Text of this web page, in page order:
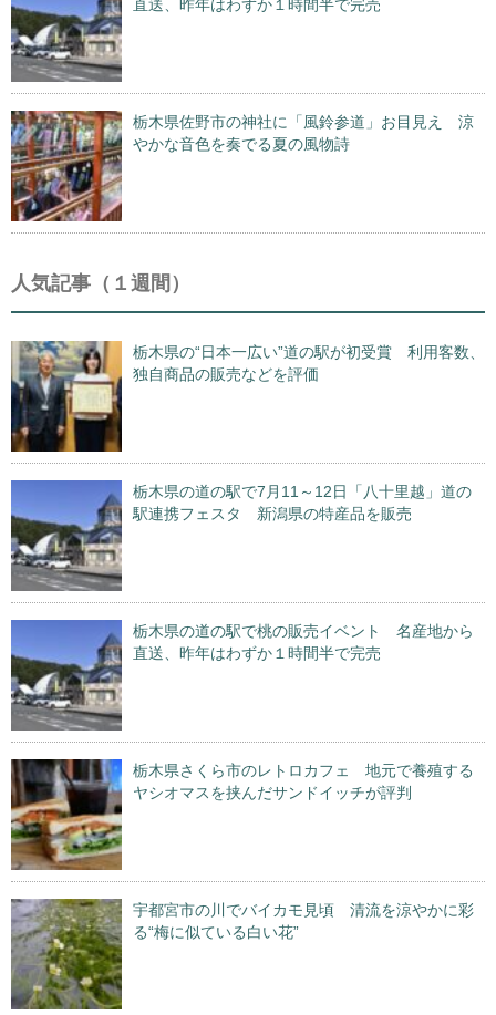
直送、昨年はわずか１時間半で完売
栃木県佐野市の神社に「風鈴参道」お目見え 涼
やかな音色を奏でる夏の風物詩
人気記事（１週間）
栃木県の“日本一広い”道の駅が初受賞 利用客数、
独自商品の販売などを評価
栃木県の道の駅で7月11～12日「八十里越」道の
駅連携フェスタ 新潟県の特産品を販売
栃木県の道の駅で桃の販売イベント 名産地から
直送、昨年はわずか１時間半で完売
栃木県さくら市のレトロカフェ 地元で養殖する
ヤシオマスを挟んだサンドイッチが評判
宇都宮市の川でバイカモ見頃 清流を涼やかに彩
る“梅に似ている白い花”